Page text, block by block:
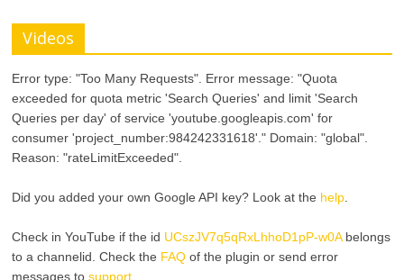
Videos
Error type: "Too Many Requests". Error message: "Quota
exceeded for quota metric 'Search Queries' and limit 'Search
Queries per day' of service 'youtube.googleapis.com' for
consumer 'project_number:984242331618'." Domain: "global".
Reason: "rateLimitExceeded".
Did you added your own Google API key? Look at the help
Check in YouTube if the id UCszJV7q5qRxLhhoD1pP-w0Abelongs
to a channelid. Check the FAQ of the plugin or send error
messages tosupport